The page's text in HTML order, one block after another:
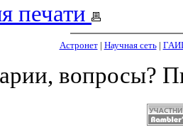
печати
Астронет| Научная сеть|
вопросы?